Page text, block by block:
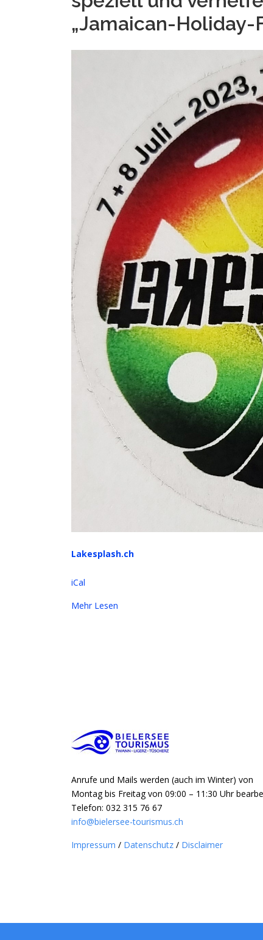
„Jamaican-Holiday-
Lakesplash.ch
iCal
Mehr Lesen
Anrufe und Mails werden (auch im Winter) von
Montag bis Freitag von 09:00 – 11:30 Uhr
Telefon: 032 315 76 67
info@bielersee-tourismus.ch
Impressum / Datenschutz / Disclaimer